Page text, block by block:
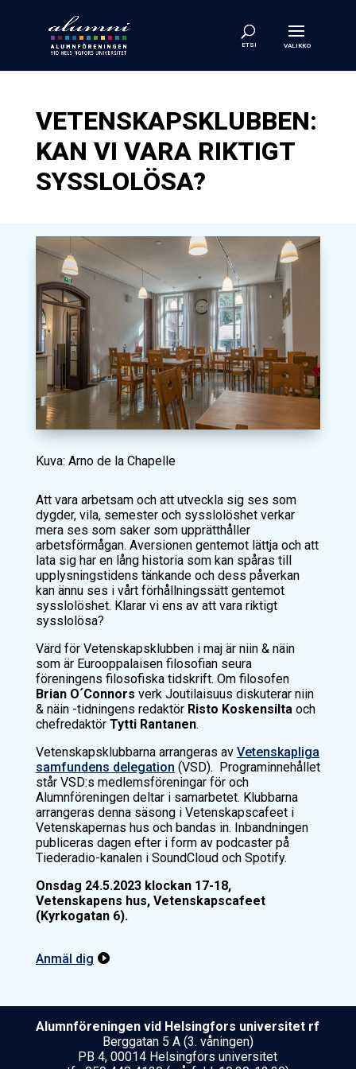
VETENSKAPSKLUBBEN:
KAN VI VARA RIKTIGT
SYSSLOLÖSA?
Kuva: Arno de la Chapelle
Att vara arbetsam och att utveckla sig ses som
dygder, vila, semester och sysslolöshet verkar
mera ses som saker som upprätthåller
arbetsförmågan. Aversionen gentemot lättja och att
lata sig har en lång historia som kan spåras till
upplysningstidens tänkande och dess påverkan
kan ännu ses i vårt förhållningssätt gentemot
sysslolöshet. Klarar vi ens av att vara riktigt
sysslolösa?
Värd för Vetenskapsklubben i maj är niin & näin
som är Eurooppalaisen filosofian seura
föreningens filosofiska tidskrift. Om filosofen
Brian O´Connors verk Joutilaisuus diskuterar niin
& näin -tidningens redaktör Risto Koskensilta och
chefredaktör Tytti Rantanen.
Vetenskapsklubbarna arrangeras av Vetenskapliga
samfundens delegation (VSD). Programinnehållet
står VSD:s medlemsföreningar för och
Alumnföreningen deltar i samarbetet. Klubbarna
arrangeras denna säsong i Vetenskapscafeet i
Vetenskapernas hus och bandas in. Inbandningen
publiceras dagen efter i form av podcaster på
Tiederadio-kanalen i SoundCloud och Spotify.
Onsdag 24.5.2023 klockan 17-18,
Vetenskapens hus, Vetenskapscafeet
(Kyrkogatan 6).
Anmäl dig 
Alumnföreningen vid Helsing­fors uni­ver­si­tet rf
Berggatan 5 A (3. våningen)
PB 4, 00014 Helsingfors universitet